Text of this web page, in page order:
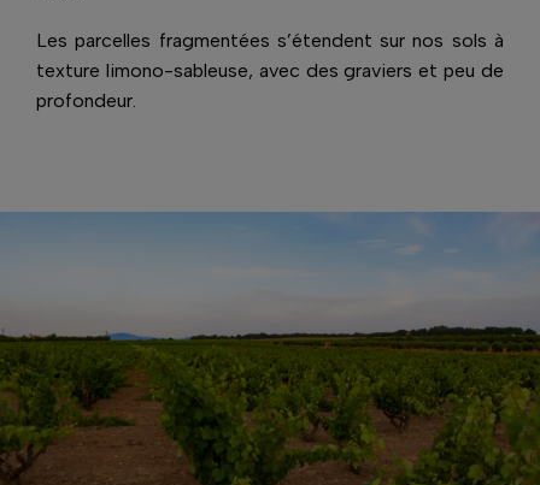
Les parcelles fragmentées s’étendent sur nos sols à
texture limono-sableuse, avec des graviers et peu de
profondeur.